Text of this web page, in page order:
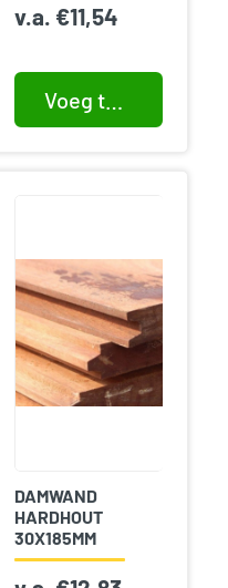
v.a. €11,54
Voeg toe aan winkelwagen
DAMWAND
HARDHOUT
30X185MM